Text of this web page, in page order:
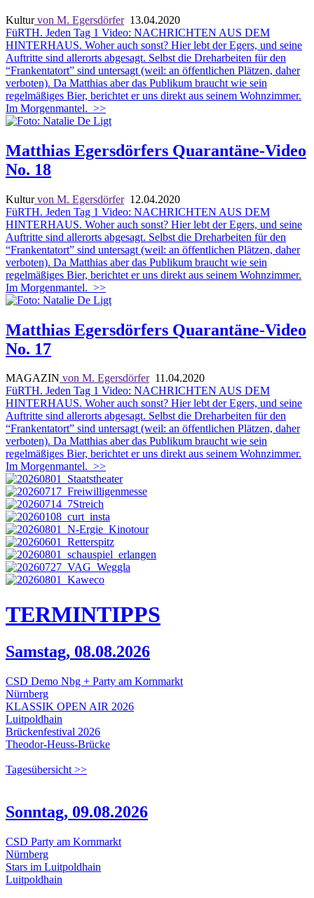
Kulturvon M. Egersdörfer13.04.2020
FüRTH. Jeden Tag 1 Video: NACHRICHTEN AUS DEM
HINTERHAUS. Woher auch sonst? Hier lebt der Egers, und seine
Auftritte sind allerorts abgesagt. Selbst die Dreharbeiten für den
“Frankentatort” sind untersagt (weil: an öffentlichen Plätzen, daher
verboten). Da Matthias aber das Publikum braucht wie sein
regelmäßiges Bier, berichtet er uns direkt aus seinem Wohnzimmer.
Im Morgenmantel. >>
Matthias Egersdörfers Quarantäne-Video
No. 18
Kulturvon M. Egersdörfer12.04.2020
FüRTH. Jeden Tag 1 Video: NACHRICHTEN AUS DEM
HINTERHAUS. Woher auch sonst? Hier lebt der Egers, und seine
Auftritte sind allerorts abgesagt. Selbst die Dreharbeiten für den
“Frankentatort” sind untersagt (weil: an öffentlichen Plätzen, daher
verboten). Da Matthias aber das Publikum braucht wie sein
regelmäßiges Bier, berichtet er uns direkt aus seinem Wohnzimmer.
Im Morgenmantel. >>
Matthias Egersdörfers Quarantäne-Video
No. 17
MAGAZIN von M. Egersdörfer11.04.2020
FüRTH. Jeden Tag 1 Video: NACHRICHTEN AUS DEM
HINTERHAUS. Woher auch sonst? Hier lebt der Egers, und seine
Auftritte sind allerorts abgesagt. Selbst die Dreharbeiten für den
“Frankentatort” sind untersagt (weil: an öffentlichen Plätzen, daher
verboten). Da Matthias aber das Publikum braucht wie sein
regelmäßiges Bier, berichtet er uns direkt aus seinem Wohnzimmer.
Im Morgenmantel. >>
TERMINTIPPS
Samstag, 08.08.2026
CSD Demo Nbg + Party am Kornmarkt
Nürnberg
KLASSIK OPEN AIR 2026
Luitpoldhain
Brückenfestival 2026
Theodor-Heuss-Brücke
Tagesübersicht >>
Sonntag, 09.08.2026
CSD Party am Kornmarkt
Nürnberg
Stars im Luitpoldhain
Luitpoldhain